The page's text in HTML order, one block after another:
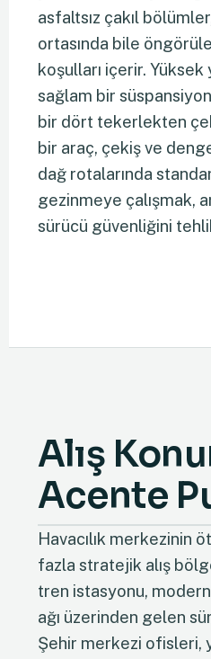
asfaltsız çakıl
ortasında bile
koşulları içerir.
sağlam bir
bir dört tekerlekten
bir araç, çekiş ve
dağ rotalarında
gezinmeye çalışmak,
sürücü güvenliğini
Alış
Acente
Havacılık merkezinin
fazla stratejik alış
tren istasyonu,
ağı üzerinden gelen
Şehir merkezi ofisleri,